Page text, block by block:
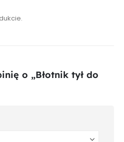
o „Błotnik tył do